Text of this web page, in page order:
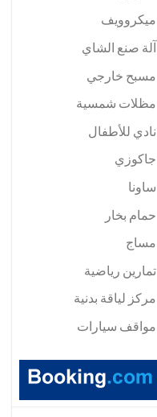
ميكروويف
آلة صنع الشاي
مسبح خارجي
مظلات شمسية
نادي للأطفال
جاكوزي
ساونا
حمام بخار
مساج
تمارين رياضية
مركز لياقة بدنية
مواقف سيارات